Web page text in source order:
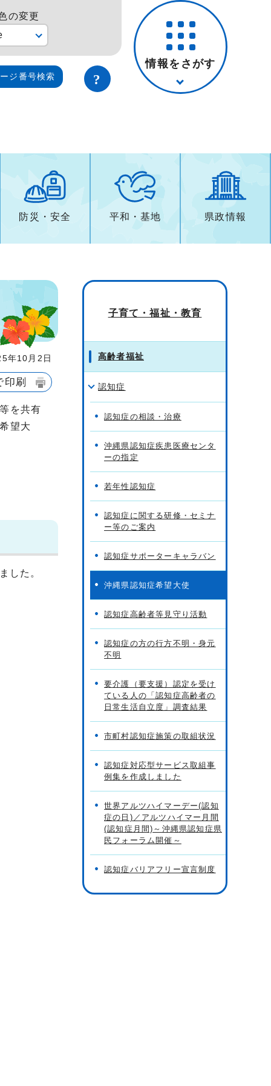
の変更
ジ番号検索
情報をさがす
防災・安全 平和・基地 県政情報
年10月2日
印刷
を共有
望大
した。
子育て・福祉・教育
高齢者福祉
認知症
認知症の相談・治療
沖縄県認知症疾患医療センタ
ーの指定
若年性認知症
認知症に関する研修・セミナ
ー等のご案内
認知症サポーターキャラバン
沖縄県認知症希望大使
認知症高齢者等見守り活動
認知症の方の行方不明・身元
不明
要介護（要支援）認定を受け
ている人の「認知症高齢者の
日常生活自立度」調査結果
市町村認知症施策の取組状況
認知症対応型サービス取組事
例集を作成しました
世界アルツハイマーデー(認知
症の日)／アルツハイマー月間
(認知症月間)～沖縄県認知症県
民フォーラム開催～
認知症バリアフリー宣言制度